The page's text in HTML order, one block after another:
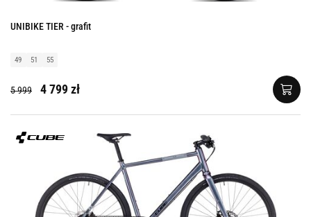
UNIBIKE TIER - grafit
49 51 55
5 999 4 799 zł